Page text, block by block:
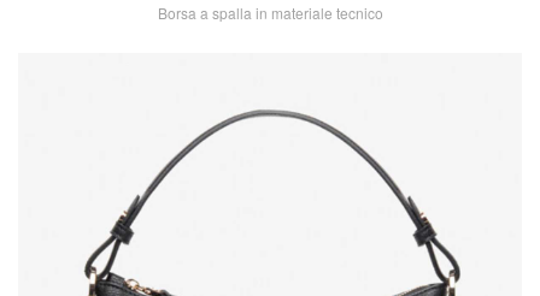
Borsa a spalla in materiale tecnico